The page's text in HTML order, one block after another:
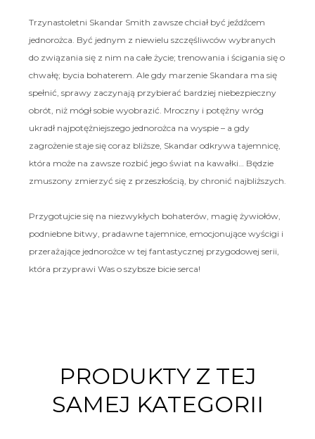
Trzynastoletni Skandar Smith zawsze chciał być jeźdźcem
jednorożca. Być jednym z niewielu szczęśliwców wybranych
do związania się z nim na całe życie; trenowania i ścigania się o
chwałę; bycia bohaterem. Ale gdy marzenie Skandara ma się
spełnić, sprawy zaczynają przybierać bardziej niebezpieczny
obrót, niż mógł sobie wyobrazić. Mroczny i potężny wróg
ukradł najpotężniejszego jednorożca na wyspie – a gdy
zagrożenie staje się coraz bliższe, Skandar odkrywa tajemnicę,
która może na zawsze rozbić jego świat na kawałki… Będzie
zmuszony zmierzyć się z przeszłością, by chronić najbliższych.
Przygotujcie się na niezwykłych bohaterów, magię żywiołów,
podniebne bitwy, pradawne tajemnice, emocjonujące wyścigi i
przerażające jednorożce w tej fantastycznej przygodowej serii,
która przyprawi Was o szybsze bicie serca!
PRODUKTY Z TEJ
SAMEJ KATEGORII